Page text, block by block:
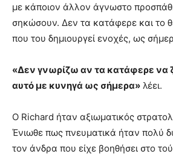
με κάποιον άλλον άγνωστο
σηκώσουν. Δεν τα κατάφερε και το
που του δημιουργεί ενοχές, ως
«Δεν γνωρίζω αν τα κατάφερε να
αυτό με κυνηγά ως σήμερα» λέει.
Ο Richard ήταν αξιωματικός
Ένιωθε πως πνευματικά ήταν πολύ
τον άνδρα που είχε βοηθήσει στο